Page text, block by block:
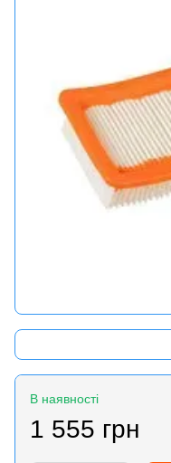
В наявності
1 555 грн